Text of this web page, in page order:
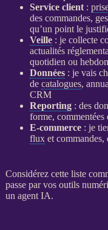
Service client:
des commandes,
qu’un point le
Veille: je collecte
actualités
quotidien ou
Données: je vais
de catalogues,
CRM
Reporting: des
forme,
E-commerce: je
fluxet commandes,
Considérez cette liste
passe par vos outils
un agent IA.